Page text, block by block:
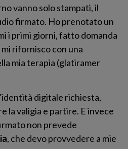
vanno solo stampati, il
firmato. Ho prenotato un
i primi giorni, fatto domanda
rifornisco con una
mia terapia (glatiramer
digitale richiesta,
la valigia e partire. E invece
non prevede
, che devo provvedere a mie